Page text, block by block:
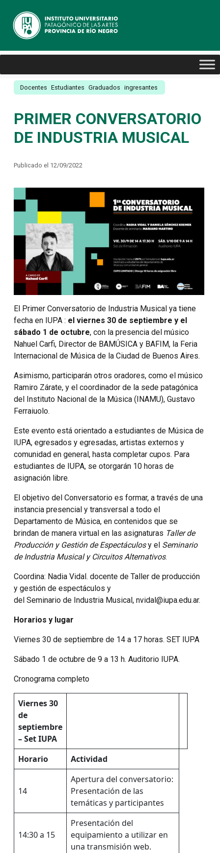
Docentes Estudiantes Graduados ingresantes
PRIMER CONVERSATORIO
DE INDUSTRIA MUSICAL
Publicado el 12/09/2022
El Primer Conversatorio de Industria Musical ya tiene
fecha en IUPA : el viernes 30 de septiembre y el
sábado 1 de octubre, con la presencia del músico
Nahuel Carfi, Director de BAMÚSICA y BAFIM, la Feria
Internacional de Música de la Ciudad de Buenos Aires.
Asimismo, participarán otros oradores, como el músico
Ramiro Zárate, y el coordinador de la sede patagónica
del Instituto Nacional de la Música (INAMU), Gustavo
Ferraiuolo.
Este evento está orientado a estudiantes de Música de
IUPA, egresados y egresadas, artistas externos y
comunidad en general, hasta completar cupos. Para
estudiantes de IUPA, se otorgarán 10 horas de
asignación libre.
El objetivo del Conversatorio es formar, a través de una
instancia presencial y transversal a todo el
Departamento de Música, en contenidos que se
brindan de manera virtual en las asignaturas Taller de
Producción y Gestión de Espectáculosy el Seminario
de Industria Musical y Circuitos Alternativos.
Coordina: Nadia Vidal. docente de Taller de producción
y gestión de espectáculos y
del Seminario de Industria Musical, nvidal@iupa.edu.ar.
Horarios y lugar
Viernes 30 de septiembre de 14 a 17 horas. SET IUPA
Sábado 1 de octubre de 9 a 13 h. Auditorio IUPA.
Cronograma completo
Viernes 30
de
septiembre
– Set IUPA
Horario
Actividad
14
Apertura del conversatorio:
Presentación de las
temáticas y participantes
14:30 a 15
Presentación del
equipamiento a utilizar en
una transmisión web.